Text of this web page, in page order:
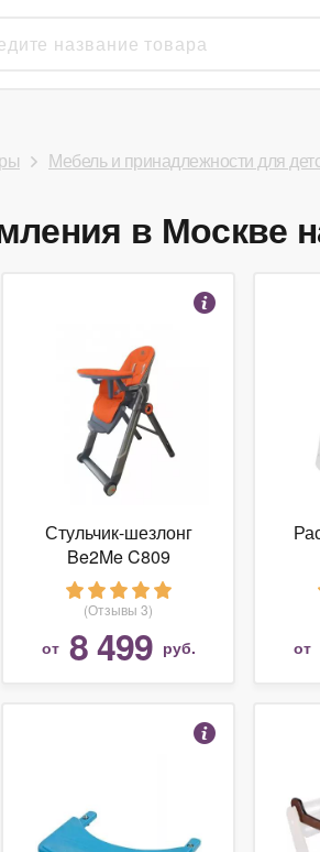
Мебель и принадлежности для
в Москве
Стульчик-шезлонг
Be2Me C809
(Отзывы 3)
от 8 499 руб. от